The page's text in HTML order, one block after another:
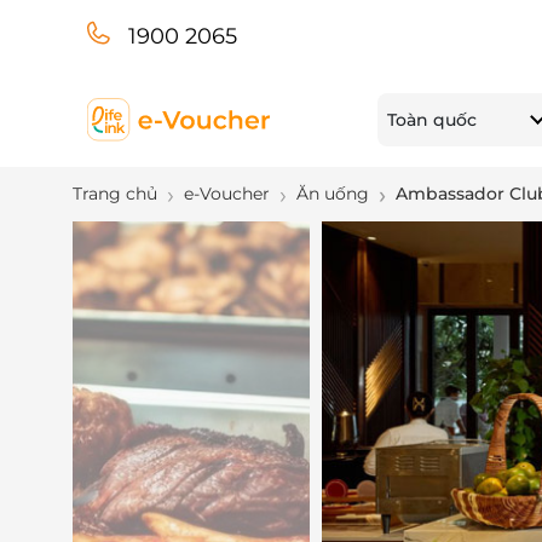
1900 2065
Toàn quốc
Trang chủ e-Voucher Ăn uống Ambassador